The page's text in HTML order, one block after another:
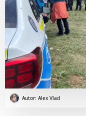
Autor: Alex Vlad